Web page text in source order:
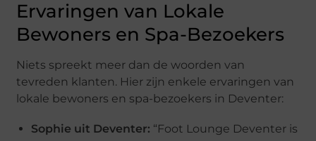
Ervaringen van Lokale
Bewoners en Spa-Bezoekers
Niets spreekt meer dan de woorden van
tevreden klanten. Hier zijn enkele ervaringen van
lokale bewoners en spa-bezoekers in Deventer:
Sophie uit Deventer: “Foot Lounge Deventer is